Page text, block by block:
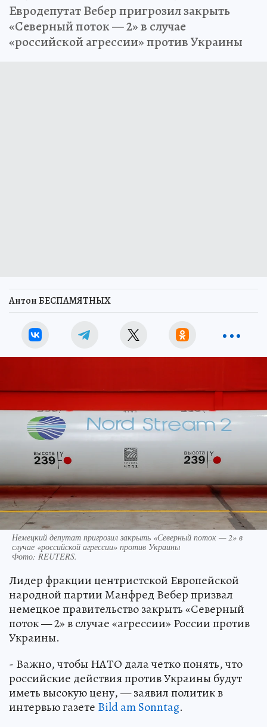
Евродепутат Вебер пригрозил закрыть
«Северный поток — 2» в случае
«российской агрессии» против Украины
Антон БЕСПАМЯТНЫХ
Немецкий депутат пригрозил закрыть «Северный поток — 2» в
случае «российской агрессии» против Украины
Фото: REUTERS.
Лидер фракции центристской Европейской
народной партии Манфред Вебер призвал
немецкое правительство закрыть «Северный
поток — 2» в случае «агрессии» России против
Украины.
- Важно, чтобы НАТО дала четко понять, что
российские действия против Украины будут
иметь высокую цену, — заявил политик в
интервью газете Bild am Sonntag.